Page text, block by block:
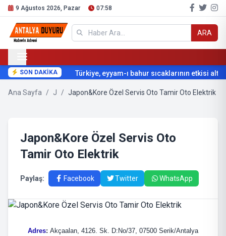
9 Ağustos 2026, Pazar 07:58
ARA
SON DAKİKA Türkiye, eyyam-ı bahur sıcaklarının etkisi
Ana Sayfa / J / Japon&Kore Özel Servis Oto Tamir Oto Elektrik
Japon&Kore Özel Servis Oto
Tamir Oto Elektrik
Paylaş: Facebook Twitter WhatsApp
Adres: Akçaalan, 4126. Sk. D:No/37, 07500 Serik/Antalya